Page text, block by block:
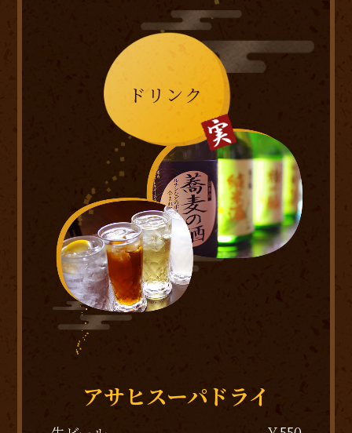
ドリンク
アサヒスーパドライ